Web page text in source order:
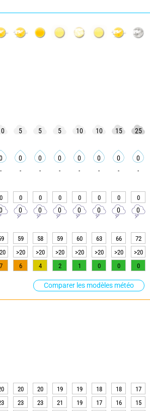
Comparer les modèles météo
5 5 5 10 10 15 25
0 0 0 0 0 0 0
- - - - - - - -
0 0 0 0 0 0 0 0
0 0 0 0 0 0 0
59 58 59 60 63 66 72
>20 >20 >20 >20 >20 >20 >20
7 6 4 2 1 0 0 0
20 20 19 19 18 18 17
23 23 21 19 17 16 15